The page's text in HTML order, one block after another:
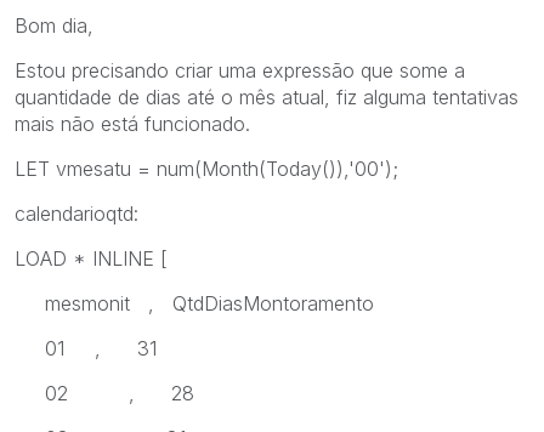
Bom dia,
Estou precisando criar uma expressão que some a
quantidade de dias até o mês atual, fiz alguma tentativas
mais não está funcionado.
LET vmesatu = num(Month(Today()),'00');
calendarioqtd:
LOAD * INLINE [
mesmonit , QtdDiasMontoramento
01 , 31
02 , 28